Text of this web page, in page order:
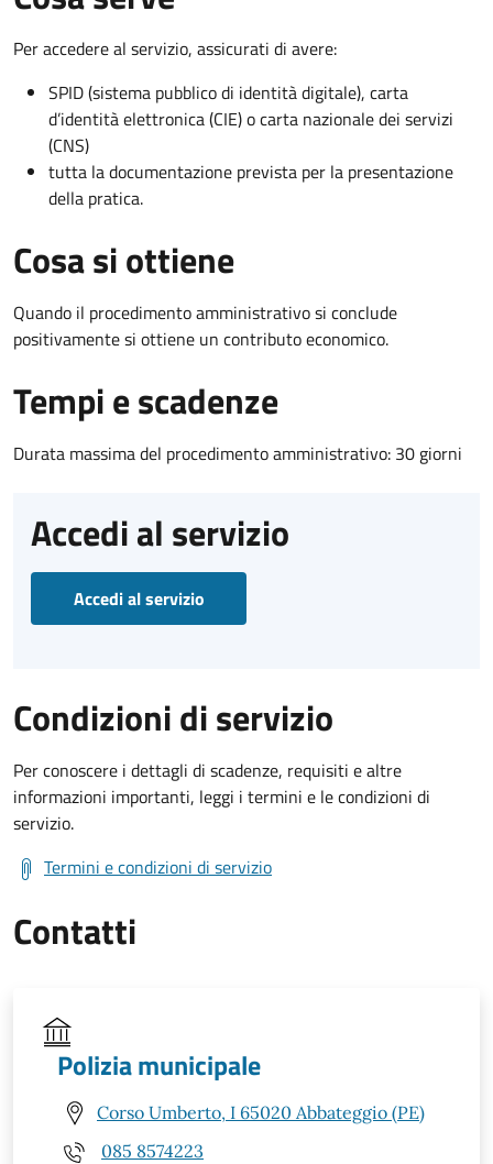
Per accedere al servizio, assicurati di avere:
SPID (sistema pubblico di identità digitale), carta
d’identità elettronica (CIE) o carta nazionale dei servizi
(CNS)
tutta la documentazione prevista per la presentazione
della pratica.
Cosa si ottiene
Quando il procedimento amministrativo si conclude
positivamente si ottiene un contributo economico.
Tempi e scadenze
Durata massima del procedimento amministrativo: 30 giorni
Accedi al servizio
Accedi al servizio
Condizioni di servizio
Per conoscere i dettagli di scadenze, requisiti e altre
informazioni importanti, leggi i termini e le condizioni di
servizio.
Termini e condizioni di servizio
Contatti
Polizia municipale
Corso Umberto, I 65020 Abbateggio (PE)
085 8574223